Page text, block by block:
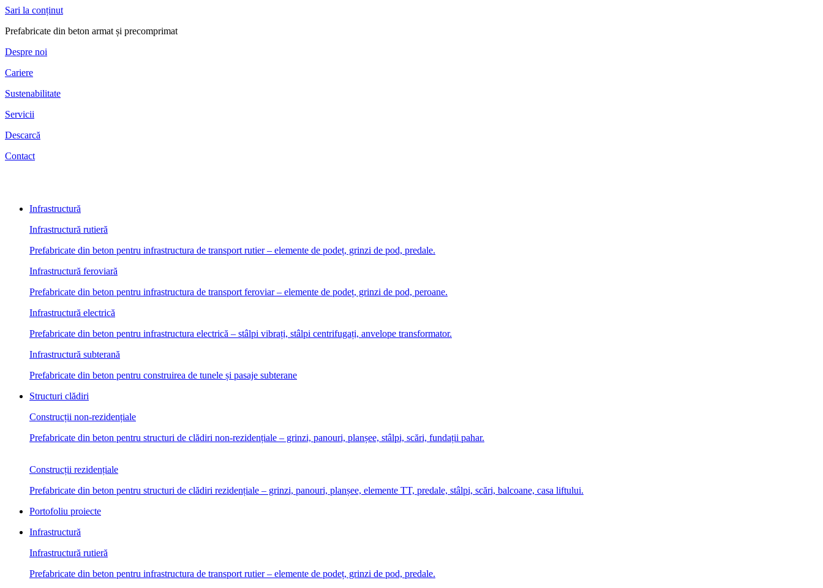
Sari la conținut
Prefabricate din beton armat și precomprimat
Despre noi
Cariere
Sustenabilitate
Servicii
Descarcă
Contact
Infrastructură
Infrastructură rutieră
Prefabricate din beton pentru infrastructura de transport rutier – elemente de podeț, grinzi de pod, predale.
Infrastructură feroviară
Prefabricate din beton pentru infrastructura de transport feroviar – elemente de podeț, grinzi de pod, peroane.
Infrastructură electrică
Prefabricate din beton pentru infrastructura electrică – stâlpi vibrați, stâlpi centrifugați, anvelope transformator.
Infrastructură subterană
Prefabricate din beton pentru construirea de tunele și pasaje subterane
Structuri clădiri
Construcții non-rezidențiale
Prefabricate din beton pentru structuri de clădiri non-rezidențiale – grinzi, panouri, planșee, stâlpi, scări, fundații pahar.
Construcții rezidențiale
Prefabricate din beton pentru structuri de clădiri rezidențiale – grinzi, panouri, planșee, elemente TT, predale, stâlpi, scări, balcoane, casa liftului.
Portofoliu proiecte
Infrastructură
Infrastructură rutieră
Prefabricate din beton pentru infrastructura de transport rutier – elemente de podeț, grinzi de pod, predale.